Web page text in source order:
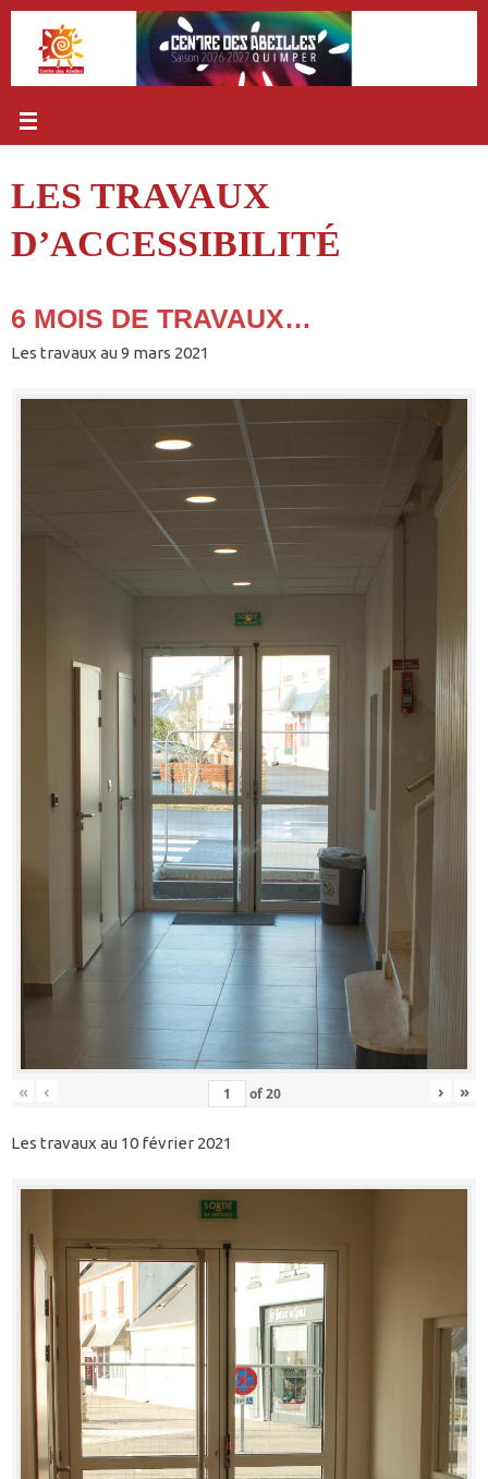
Passer
contenu
LES TRAVAUX
D’ACCESSIBILITÉ
6 MOIS DE TRAVAUX…
Les travaux au 9 mars 2021
« ‹ of20 › »
Les travaux au 10 février 2021